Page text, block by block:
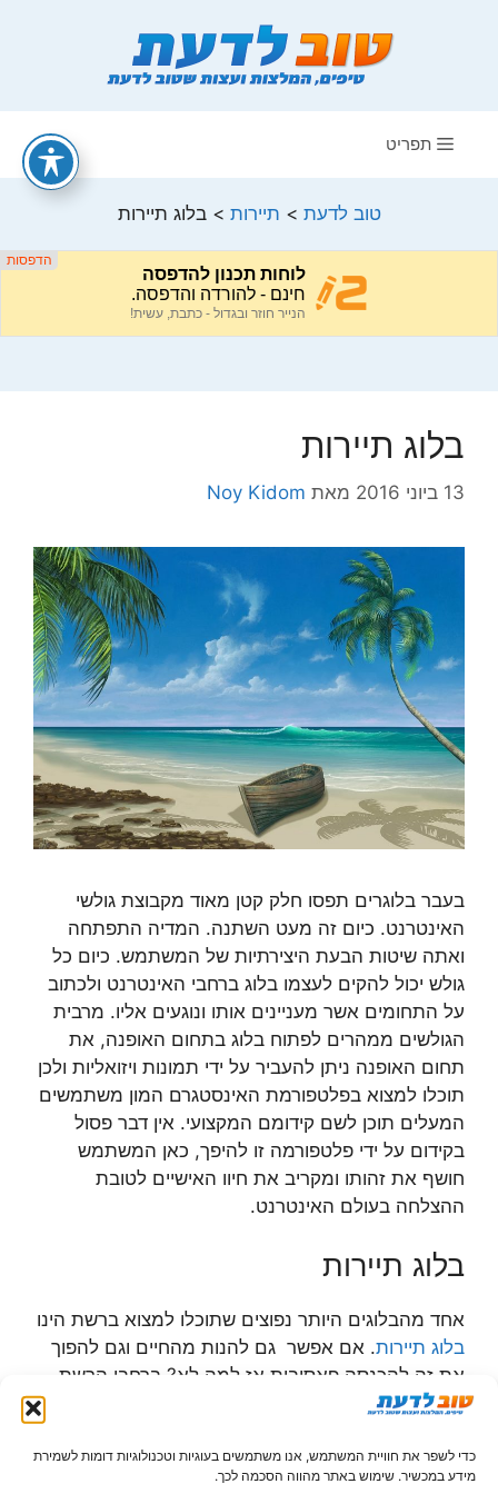
כדי לשפר את חוויית המשתמש, אנו משתמשים בעוגיות וטכנולוגיות דומות לשמירת
מידע במכשיר. שימוש באתר מהווה הסכמה לכך.
תפריט
טוב לדעת > תיירות >בלוג תיירות
בלוג תיירות
13 ביוני 2016 מאת Noy Kidom
בעבר בלוגרים תפסו חלק קטן מאוד מקבוצת גולשי
האינטרנט. כיום זה מעט השתנה. המדיה התפתחה
ואתה שיטות הבעת היצירתיות של המשתמש. כיום כל
גולש יכול להקים לעצמו בלוג ברחבי האינטרנט ולכתוב
על התחומים אשר מעניינים אותו ונוגעים אליו. מרבית
הגולשים ממהרים לפתוח בלוג בתחום האופנה, את
תחום האופנה ניתן להעביר על ידי תמונות ויזואליות ולכן
תוכלו למצוא בפלטפורמת האינסטגרם המון משתמשים
המעלים תוכן לשם קידומם המקצועי. אין דבר פסול
בקידום על ידי פלטפורמה זו להיפך, כאן המשתמש
חושף את זהותו ומקריב את חיוו האישיים לטובת
ההצלחה בעולם האינטרנט.
בלוג תיירות
אחד מהבלוגים היותר נפוצים שתוכלו למצוא ברשת הינו
בלוג תיירות. אם אפשר גם להנות מהחיים וגם להפוך
את זה להכנסה פאסיבית אז למה לא? ברחבי הרשת
תוכלו למצוא מגוון בלוגרים המגיעים לכנס שנתי בתחום
המקלדת ולהתחיל לתעד את התיירות בחייכם.